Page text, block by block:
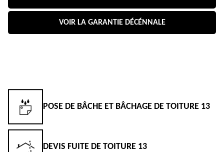
VOIR LA GARANTIE DÉCÉNNALE
POSE DE BÂCHE ET BÂCHAGE DE TOITURE 13
DEVIS FUITE DE TOITURE 13